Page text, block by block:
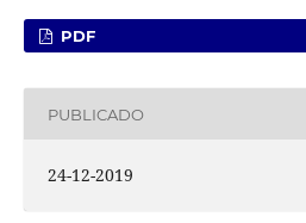
PDF
PUBLICADO
24-12-2019